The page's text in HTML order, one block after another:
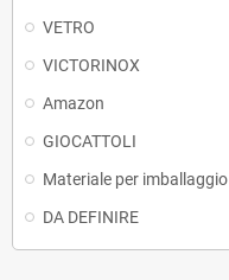
VETRO
VICTORINOX
Amazon
GIOCATTOLI
Materiale per imballaggio
DA DEFINIRE